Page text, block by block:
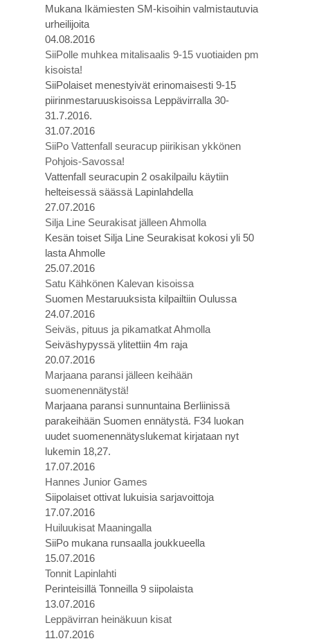
Mukana Ikämiesten SM-kisoihin valmistautuvia
urheilijoita
04.08.2016
SiiPolle muhkea mitalisaalis 9-15 vuotiaiden pm
kisoista!
SiiPolaiset menestyivät erinomaisesti 9-15
piirinmestaruuskisoissa Leppävirralla 30-
31.7.2016.
31.07.2016
SiiPo Vattenfall seuracup piirikisan ykkönen
Pohjois-Savossa!
Vattenfall seuracupin 2 osakilpailu käytiin
helteisessä säässä Lapinlahdella
27.07.2016
Silja Line Seurakisat jälleen Ahmolla
Kesän toiset Silja Line Seurakisat kokosi yli 50
lasta Ahmolle
25.07.2016
Satu Kähkönen Kalevan kisoissa
Suomen Mestaruuksista kilpailtiin Oulussa
24.07.2016
Seiväs, pituus ja pikamatkat Ahmolla
Seiväshypyssä ylitettiin 4m raja
20.07.2016
Marjaana paransi jälleen keihään
suomenennätystä!
Marjaana paransi sunnuntaina Berliinissä
parakeihään Suomen ennätystä. F34 luokan
uudet suomenennätyslukemat kirjataan nyt
lukemin 18,27.
17.07.2016
Hannes Junior Games
Siipolaiset ottivat lukuisia sarjavoittoja
17.07.2016
Huiluukisat Maaningalla
SiiPo mukana runsaalla joukkueella
15.07.2016
Tonnit Lapinlahti
Perinteisillä Tonneilla 9 siipolaista
13.07.2016
Leppävirran heinäkuun kisat
11.07.2016